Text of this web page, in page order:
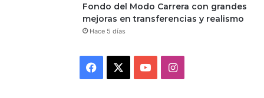
Fondo del Modo Carrera con grandes
mejoras en transferencias y realismo
Hace 5 días
Facebook YouTubeInstagram